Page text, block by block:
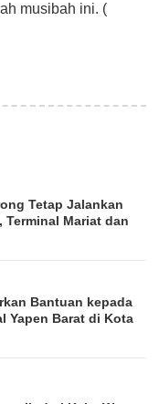
musibah ini. (
Tetap Jalankan
Terminal Mariat dan
Bantuan kepada
Yapen Barat di Kota